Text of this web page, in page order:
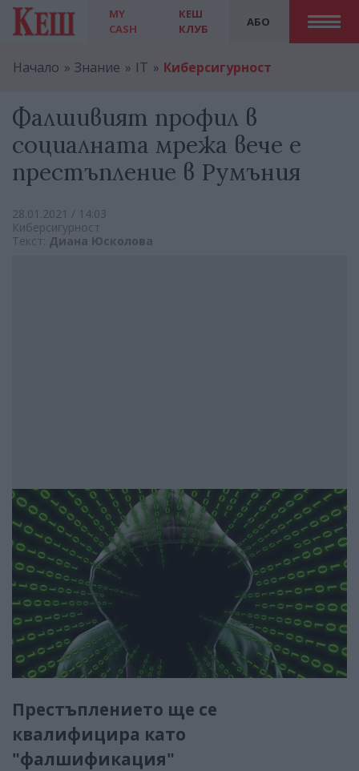
MY
CASH
АБО
КЕШ
КЛУБ
Начало Знание IT Киберсигурност
Фалшивият профил в
социалната мрежа вече е
престъпление в Румъния
28.01.2021 / 14:03
Киберсигурност
Текст: Диана Юсколова
Престъплението ще се
квалифицира като
"фалшификация"